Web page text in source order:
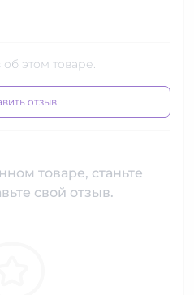
об этом товаре.
отзыв
товаре, станьте
свой отзыв.